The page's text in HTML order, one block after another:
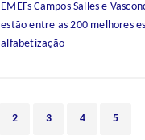
EMEFs Campos Salles e
estão entre as 200 melhores
alfabetização
2 3 4 5